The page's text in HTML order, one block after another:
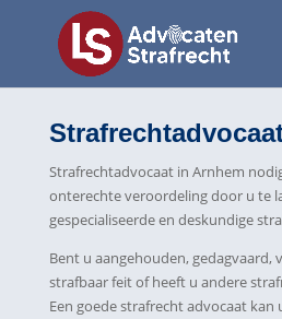
Strafrechtadvocaat in Arnhem
onterechte veroordeling door u te
gespecialiseerde en deskundige
Bent u aangehouden, gedagvaard,
strafbaar feit of heeft u andere
Een goede strafrecht advocaat kan